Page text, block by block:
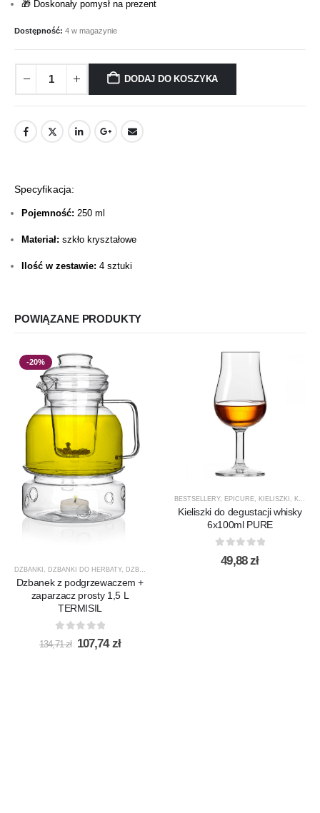
🎁 Doskonały pomysł na prezent
Dostępność: 4 w magazynie
DODAJ DO KOSZYKA
Specyfikacja:
Pojemność: 250 ml
Materiał: szkło kryształowe
Ilość w zestawie: 4 sztuki
POWIĄZANE PRODUKTY
-20%
DZBANKI DZBANKI DO HERBATY, DZBANKI DO KAWY
Dzbanek z podgrzewaczem +
zaparzacz prosty 1,5 L
TERMISIL
out of 5
134,71zł Pierwotna
cena
107,74złAktualna
BESTSELLERY, EPICURE, KIELISZKI , KIELISZKI DO WHISKY
Kieliszki do degustacji whisky
6x100ml PURE
out of 5
49,88zł